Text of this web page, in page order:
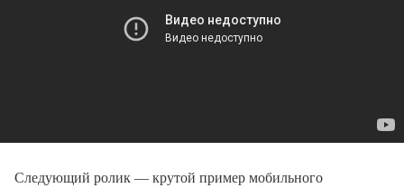
Следующий ролик — крутой пример мобильного